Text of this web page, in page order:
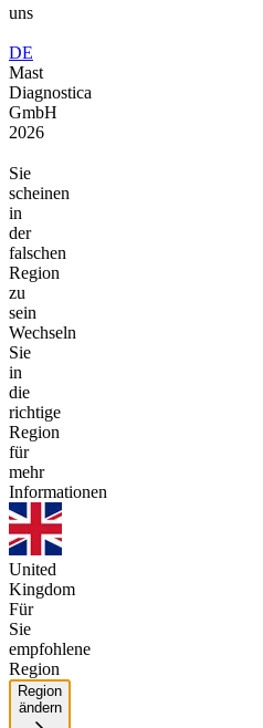
uns
DE
Mast
Diagnostica
GmbH
2026
Sie
scheinen
in
der
falschen
Region
zu
sein
Wechseln
Sie
in
die
richtige
Region
für
mehr
Informationen
United
Kingdom
Für
Sie
empfohlene
Region
Region
ändern